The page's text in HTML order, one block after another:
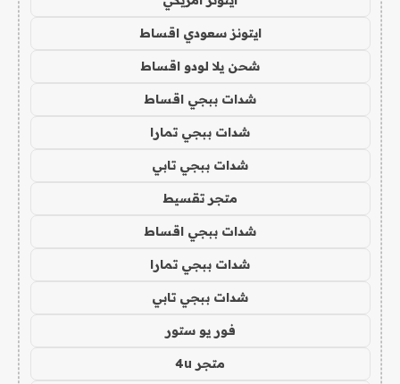
ايتونز سعودي اقساط
شحن يلا لودو اقساط
شدات ببجي اقساط
شدات ببجي تمارا
شدات ببجي تابي
متجر تقسيط
شدات ببجي اقساط
شدات ببجي تمارا
شدات ببجي تابي
فور يو ستور
متجر 4u